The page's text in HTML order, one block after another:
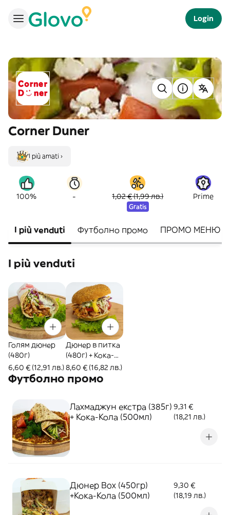
Login
Corner Duner
I più amati ›
100% - 1,02 € (1,99 лв.)
Gratis
Prime
I più venduti Футболно промо ПРОМО МЕНЮ
I più venduti
Голям дюнер
(480г)
6,60 € (12,91 лв.)
Дюнер в питка
(480г) + Кока-
Кола (500мл)
8,60 € (16,82 лв.)
Футболно промо
Лахмаджун екстра (385г)
+ Кока-Кола (500мл)
9,31 €
(18,21 лв.)
Дюнер Box (450гр)
+Кока-Кола (500мл)
9,30 €
(18,19 лв.)